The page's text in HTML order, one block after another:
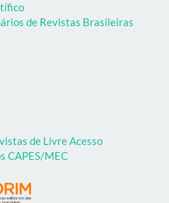
de Revistas Brasileiras
de Livre Acesso
CAPES/MEC